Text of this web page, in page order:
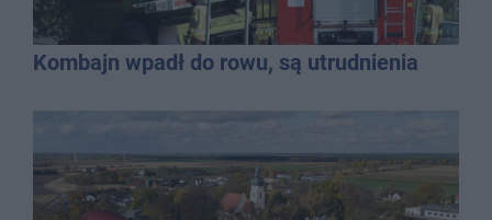
Kombajn wpadł do rowu, są utrudnienia